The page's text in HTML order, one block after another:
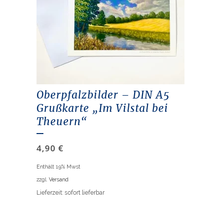
Oberpfalzbilder – DIN A5
Grußkarte „Im Vilstal bei
Theuern“
4,90 €
Enthält 19% Mwst
zzgl. Versand
Lieferzeit: sofort lieferbar